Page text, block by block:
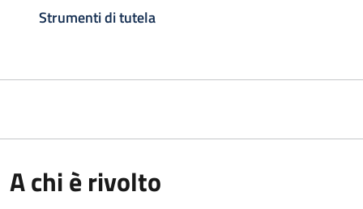
Strumenti di tutela
A chi è rivolto